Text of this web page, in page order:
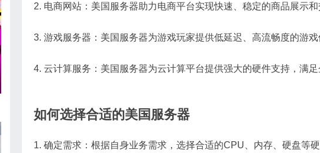
2. 电商网站：美国服务器助力电商平台实现快速、稳定的商品展示
3. 游戏服务器：美国服务器为游戏玩家提供低延迟、高流畅度的游
4. 云计算服务：美国服务器为云计算平台提供强大的硬件支持，满
如何选择合适的美国服务器
1. 确定需求：根据自身业务需求，选择合适的CPU、内存、硬盘等